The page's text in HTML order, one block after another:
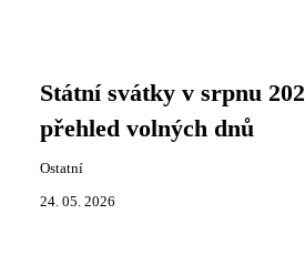
Státní svátky v srpnu
přehled volných dnů
Ostatní
24. 05. 2026